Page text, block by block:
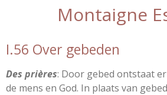
de
hoofdinhoud
Montaigne
I.56 Over gebeden
Des prières: Door gebed ontstaat
de mens en God. In plaats van